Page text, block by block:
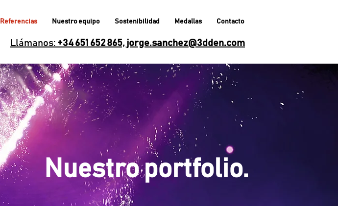
Referencias Nuestro equipo Sostenibilidad Medallas Contacto
Llámanos: +34 651 652 865, jorge.sanchez@3dden.com
Nuestro portfolio.